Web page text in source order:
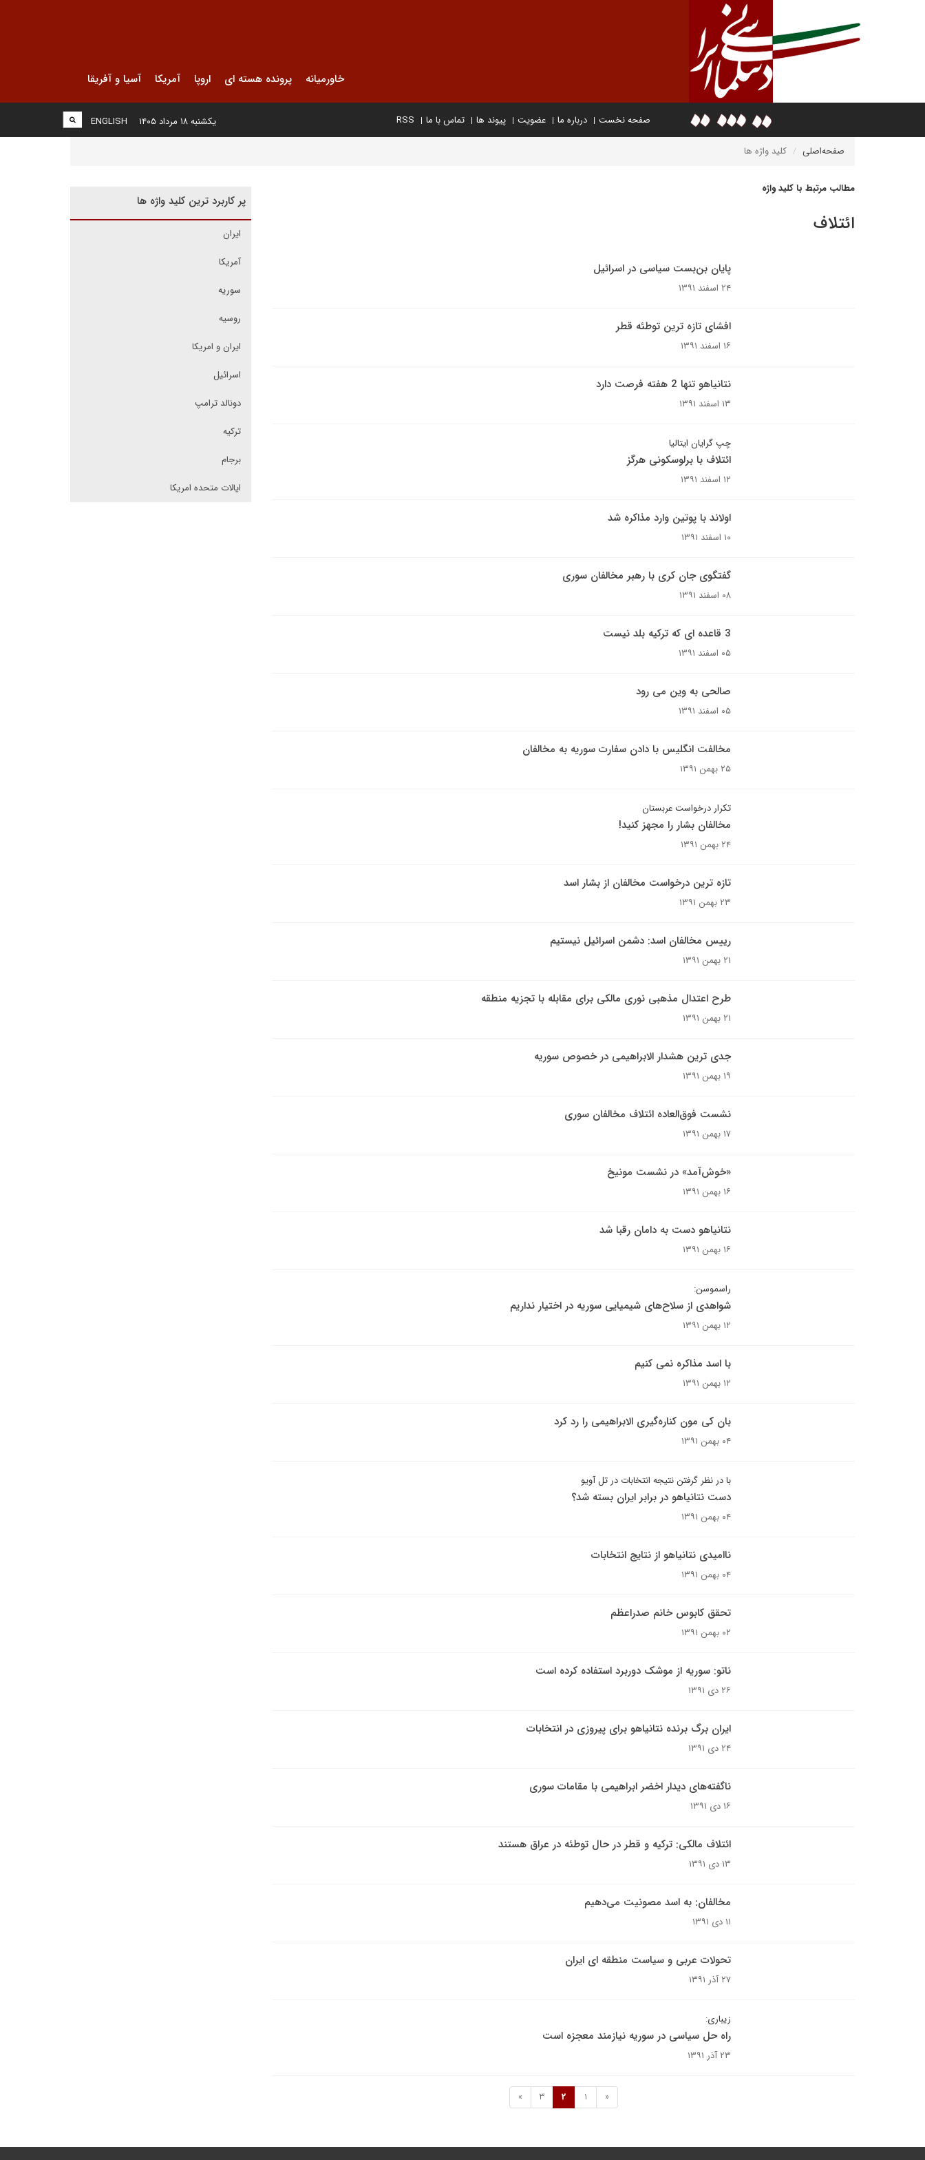
خاورمیانه پرونده هسته ای اروپا آمریکا آسیا و آفریقا
صفحه نخست درباره ما عضویت پیوند ها تماس با ما RSS
ENGLISH یکشنبه ۱۸ مرداد ۱۴۰۵
صفحه‌اصلی کلید واژه ها
مطالب مرتبط با کلید واژه
ائتلاف
پایان بن‌بست سیاسی در اسرائیل
۲۴ اسفند ۱۳۹۱
افشای تازه ترین توطئه قطر
۱۶ اسفند ۱۳۹۱
نتانیاهو تنها 2 هفته فرصت دارد
۱۳ اسفند ۱۳۹۱
چپ گرایان ایتالیا
ائتلاف با برلوسکونی هرگز
۱۲ اسفند ۱۳۹۱
اولاند با پوتین وارد مذاکره شد
۱۰ اسفند ۱۳۹۱
گفتگوی جان کری با رهبر مخالفان سوری
۰۸ اسفند ۱۳۹۱
3 قاعده ای که ترکیه بلد نیست
۰۵ اسفند ۱۳۹۱
صالحی به وین می رود
۰۵ اسفند ۱۳۹۱
مخالفت انگلیس با دادن سفارت سوریه به مخالفان
۲۵ بهمن ۱۳۹۱
تکرار درخواست عربستان
مخالفان بشار را مجهز کنید!
۲۴ بهمن ۱۳۹۱
تازه ترین درخواست مخالفان از بشار اسد
۲۳ بهمن ۱۳۹۱
رییس مخالفان اسد: دشمن اسرائیل نیستیم
۲۱ بهمن ۱۳۹۱
طرح اعتدال مذهبی نوری مالکی برای مقابله با تجزیه منطقه
۲۱ بهمن ۱۳۹۱
جدی ترین هشدار الابراهیمی در خصوص سوریه
۱۹ بهمن ۱۳۹۱
نشست فوق‌العاده ائتلاف مخالفان سوری
۱۷ بهمن ۱۳۹۱
«خوش‌آمد» در نشست مونیخ
۱۶ بهمن ۱۳۹۱
نتانیاهو دست به دامان رقبا شد
۱۶ بهمن ۱۳۹۱
راسموسن:
شواهدی از سلاح‌های شیمیایی سوریه در اختیار نداریم
۱۲ بهمن ۱۳۹۱
با اسد مذاکره نمی کنیم
۱۲ بهمن ۱۳۹۱
بان کی مون کناره‌گیری الابراهیمی را رد کرد
۰۴ بهمن ۱۳۹۱
با در نظر گرفتن نتیجه انتخابات در تل آویو
دست نتانیاهو در برابر ایران بسته شد؟
۰۴ بهمن ۱۳۹۱
ناامیدی نتانیاهو از نتایج انتخابات
۰۴ بهمن ۱۳۹۱
تحقق کابوس خانم صدراعظم
۰۲ بهمن ۱۳۹۱
ناتو: سوریه از موشک دوربرد استفاده کرده است
۲۶ دی ۱۳۹۱
ایران برگ برنده نتانیاهو برای پیروزی در انتخابات
۲۴ دی ۱۳۹۱
ناگفته‌های دیدار اخضر ابراهیمی با مقامات سوری
۱۶ دی ۱۳۹۱
ائتلاف مالکی: ترکیه و قطر در حال توطئه در عراق هستند
۱۳ دی ۱۳۹۱
مخالفان: به اسد مصونیت می‌دهیم
۱۱ دی ۱۳۹۱
تحولات عربی و سیاست منطقه ای ایران
۲۷ آذر ۱۳۹۱
زیباری:
راه حل سیاسی در سوریه نیازمند معجزه است
۲۳ آذر ۱۳۹۱
«
1
2
3
»
پر کاربرد ترین کلید واژه ها
ایران
آمریکا
سوریه
روسیه
ایران و امریکا
اسرائیل
دونالد ترامپ
ترکیه
برجام
ایالات متحده امریکا